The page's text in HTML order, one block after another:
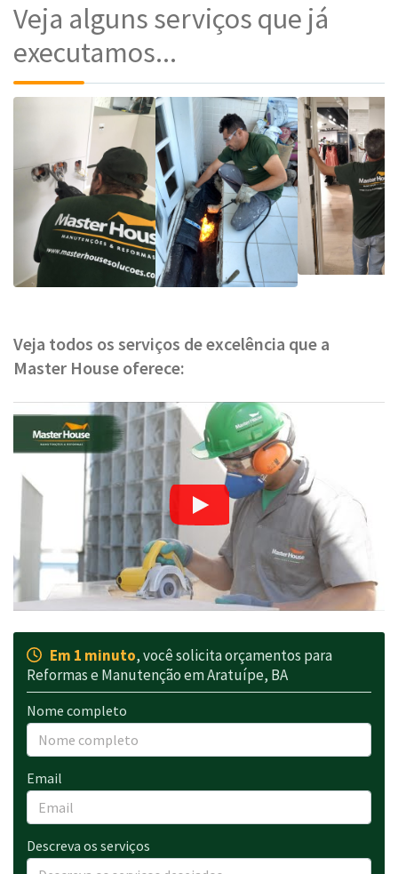
Veja alguns serviços que já
executamos...
Veja todos os serviços de excelência que a
Master House oferece:
Em 1 minuto, você solicita orçamentos para
Reformas e Manutenção em Aratuípe, BA
Nome completo
Email
Descreva os serviços